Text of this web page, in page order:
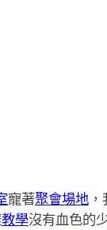
寵著聚會場地，
教學沒有血色的